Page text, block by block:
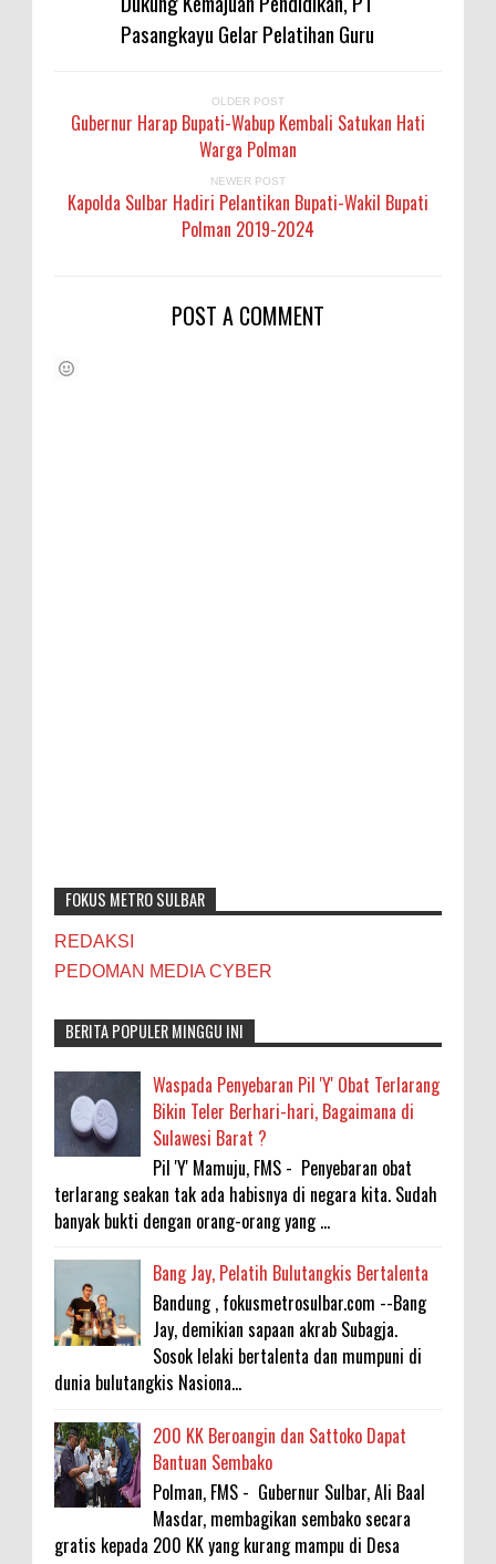
Pasangkayu Gelar Pelatihan Guru
OLDER POST
Gubernur Harap Bupati-Wabup Kembali Satukan Hati
Warga Polman
NEWER POST
Kapolda Sulbar Hadiri Pelantikan Bupati-Wakil Bupati
Polman 2019-2024
POST A COMMENT
FOKUS METRO SULBAR
REDAKSI
PEDOMAN MEDIA CYBER
BERITA POPULER MINGGU INI
Waspada Penyebaran Pil 'Y' Obat Terlarang
Bikin Teler Berhari-hari, Bagaimana di
Sulawesi Barat ?
Pil 'Y' Mamuju, FMS - Penyebaran obat
terlarang seakan tak ada habisnya di negara kita. Sudah
banyak bukti dengan orang-orang yang ...
Bang Jay, Pelatih Bulutangkis Bertalenta
Bandung , fokusmetrosulbar.com --Bang
Jay, demikian sapaan akrab Subagja.
Sosok lelaki bertalenta dan mumpuni di
dunia bulutangkis Nasiona...
200 KK Beroangin dan Sattoko Dapat
Bantuan Sembako
Polman, FMS - Gubernur Sulbar, Ali Baal
Masdar, membagikan sembako secara
gratis kepada 200 KK yang kurang mampu di Desa